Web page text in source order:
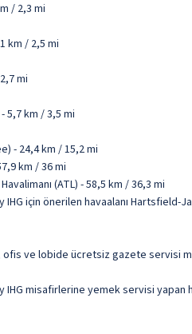
/ 2,3 mi
km / 2,5 mi
mi
5,7 km / 3,5 mi
- 24,4 km / 15,2 mi
km / 36 mi
(ATL) - 58,5 km / 36,3 mi
için önerilen havaalanı Hartsfield-
ve lobide ücretsiz gazete servisi
misafirlerine yemek servisi